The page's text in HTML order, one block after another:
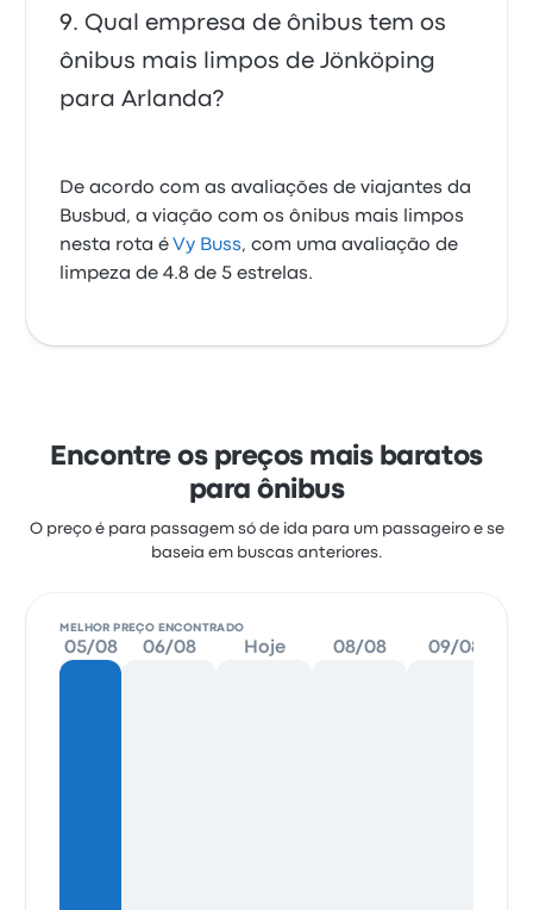
Qual empresa de ônibus tem os
ônibus mais limpos de Jönköping
para Arlanda?
De acordo com as avaliações de viajantes da
Busbud, a viação com os ônibus mais limpos
nesta rota é Vy Buss, com uma avaliação de
limpeza de 4.8 de 5 estrelas.
Encontre os preços mais baratos
para ônibus
O preço é para passagem só de ida para um passageiro e se
baseia em buscas anteriores.
MELHOR PREÇO ENCONTRADO
05/08 06/08 Hoje 08/08 09/08